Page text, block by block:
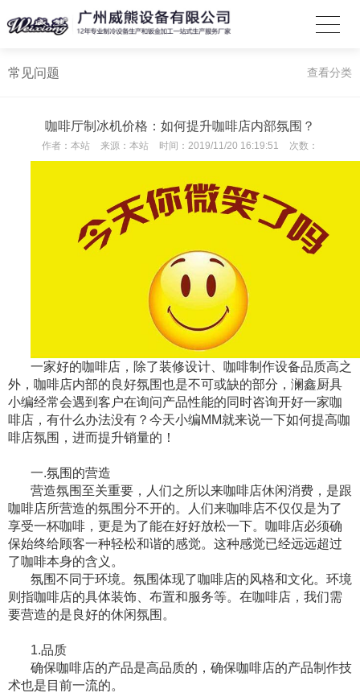
常见问题 查看分类
咖啡厅制冰机价格：如何提升咖啡店内部氛围？
作者： 本站 来源： 本站 时间： 2019/11/20 16:19:51 次数：
一家好的咖啡店，除了装修设计、咖啡制作设备品质高之
外，咖啡店内部的良好氛围也是不可或缺的部分，澜鑫厨具
小编经常会遇到客户在询问产品性能的同时咨询开好一家咖
啡店，有什么办法没有？今天小编MM就来说一下如何提高咖
啡店氛围，进而提升销量的！
一.氛围的营造
营造氛围至关重要，人们之所以来咖啡店休闲消费，是跟
咖啡店所营造的氛围分不开的。人们来咖啡店不仅仅是为了
享受一杯咖啡，更是为了能在好好放松一下。咖啡店必须确
保始终给顾客一种轻松和谐的感觉。这种感觉已经远远超过
了咖啡本身的含义。
氛围不同于环境。氛围体现了咖啡店的风格和文化。环境
则指咖啡店的具体装饰、布置和服务等。在咖啡店，我们需
要营造的是良好的休闲氛围。
1.品质
确保咖啡店的产品是高品质的，确保咖啡店的产品制作技
术也是目前一流的。